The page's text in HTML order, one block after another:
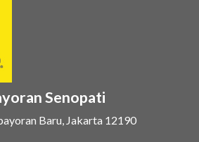
Senopati
Baru, Jakarta 12190